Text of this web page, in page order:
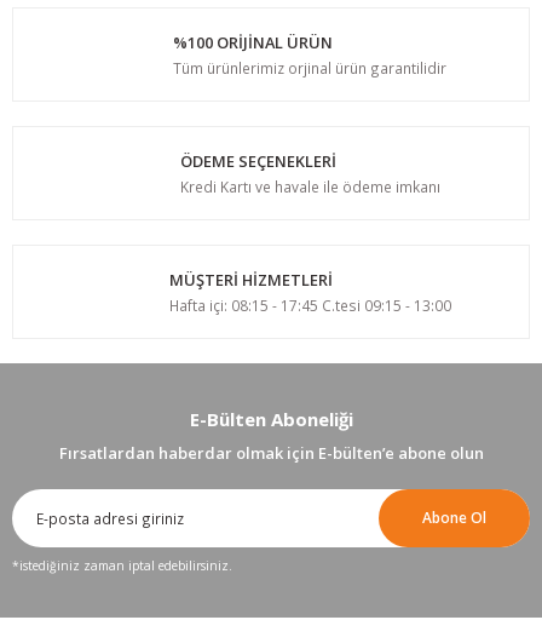
%100 ORİJİNAL ÜRÜN
Tüm ürünlerimiz orjinal ürün garantilidir
ÖDEME SEÇENEKLERİ
Kredi Kartı ve havale ile ödeme imkanı
MÜŞTERİ HİZMETLERİ
Hafta içi: 08:15 - 17:45 C.tesi 09:15 - 13:00
E-Bülten Aboneliği
Fırsatlardan haberdar olmak için E-bülten’e abone olun
Abone Ol
*istediğiniz zaman iptal edebilirsiniz.